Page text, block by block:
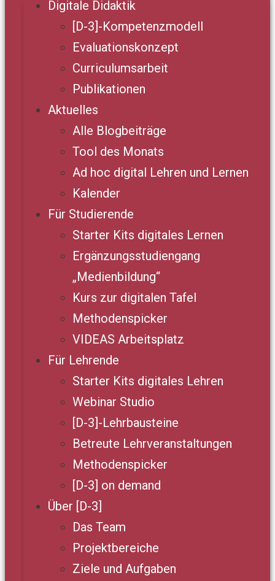
Digitale Didaktik
[D-3]-Kompetenzmodell
Evaluationskonzept
Curriculumsarbeit
Publikationen
Aktuelles
Alle Blogbeiträge
Tool des Monats
Ad hoc digital Lehren und Lernen
Kalender
Für Studierende
Starter Kits digitales Lernen
Ergänzungsstudiengang
„Medienbildung“
Kurs zur digitalen Tafel
Methodenspicker
VIDEAS Arbeitsplatz
Für Lehrende
Starter Kits digitales Lehren
Webinar Studio
[D-3]-Lehrbausteine
Betreute Lehrveranstaltungen
Methodenspicker
[D-3] on demand
Über [D-3]
Das Team
Projektbereiche
Ziele und Aufgaben